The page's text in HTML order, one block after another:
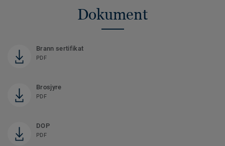
Dokument
Brann sertifikat
PDF
Brosjyre
PDF
DOP
PDF